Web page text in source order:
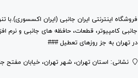
فروشگاه اینترنتی ایران جانبی (ایران اکسسوری).با
در تهران به جز روزهای تعطیل ###
نشانی: استان تهران، شهر تهران، خیابان مفتح